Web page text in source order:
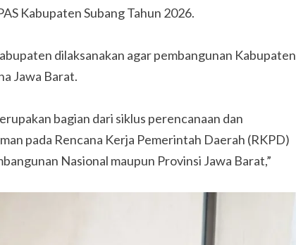
Kabupaten Subang Tahun 2026.
dilaksanakan agar pembangunan Kabupaten
Jawa Barat.
bagian dari siklus perencanaan dan
pada Rencana Kerja Pemerintah Daerah (RKPD)
Nasional maupun Provinsi Jawa Barat,”